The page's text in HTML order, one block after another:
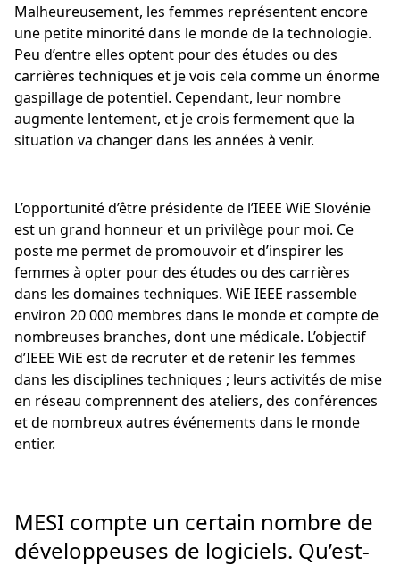
Malheureusement, les femmes représentent encore
une petite minorité dans le monde de la technologie.
Peu d’entre elles optent pour des études ou des
carrières techniques et je vois cela comme un énorme
gaspillage de potentiel. Cependant, leur nombre
augmente lentement, et je crois fermement que la
situation va changer dans les années à venir.
L’opportunité d’être présidente de l’IEEE WiE Slovénie
est un grand honneur et un privilège pour moi. Ce
poste me permet de promouvoir et d’inspirer les
femmes à opter pour des études ou des carrières
dans les domaines techniques. WiE IEEE rassemble
environ 20 000 membres dans le monde et compte de
nombreuses branches, dont une médicale. L’objectif
d’IEEE WiE est de recruter et de retenir les femmes
dans les disciplines techniques ; leurs activités de mise
en réseau comprennent des ateliers, des conférences
et de nombreux autres événements dans le monde
entier.
MESI compte un certain nombre de
développeuses de logiciels. Qu’est-